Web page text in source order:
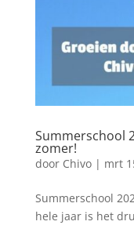
Summerschool
zomer!
door Chivo| mrt
Summerschool
hele jaar is het